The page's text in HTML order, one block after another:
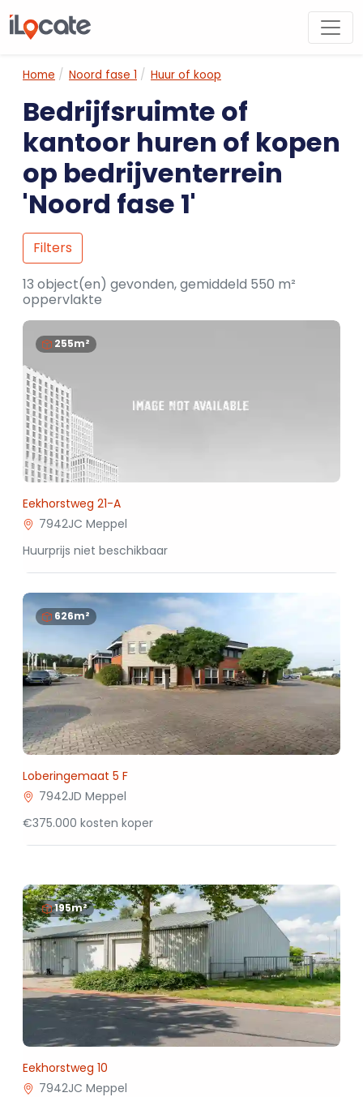
Home Noord fase 1 Huur of koop
Bedrijfsruimte of
kantoor huren of kopen
op bedrijventerrein
'Noord fase 1'
Filters
13 object(en) gevonden, gemiddeld 550 m²
oppervlakte
255m²
Eekhorstweg 21-A
7942JC Meppel
Huurprijs niet beschikbaar
626m²
Loberingemaat 5 F
7942JD Meppel
€375.000 kosten koper
195m²
Eekhorstweg 10
7942JC Meppel